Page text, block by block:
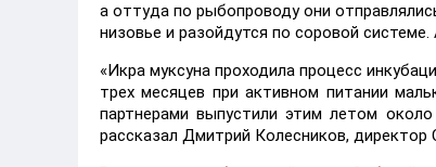
а оттуда по рыбопроводу они
низовье и разойдутся по соровой
«Икра муксуна проходила процесс
трех месяцев при активном питании
партнерами выпустили этим летом
рассказал Дмитрий Колесников,